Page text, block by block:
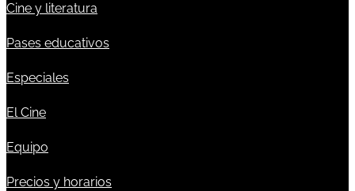
Cine y literatura
Pases educativos
Especiales
El Cine
Equipo
Precios y horarios